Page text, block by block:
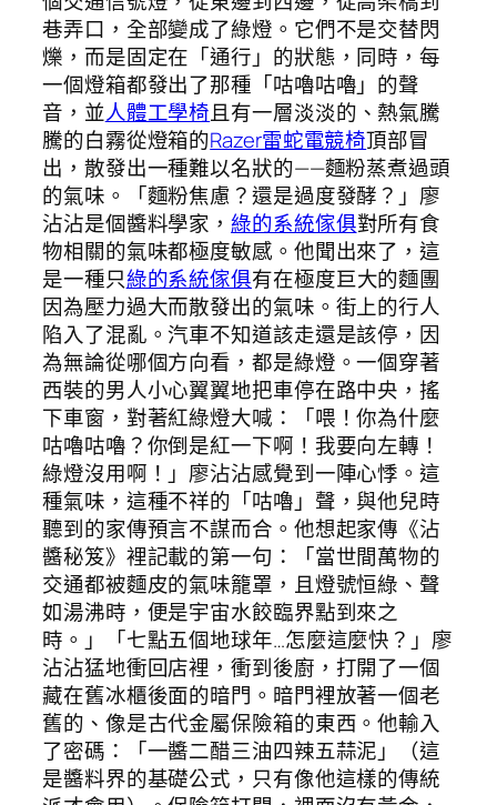
巷弄口，全部變成了綠燈。它們不是交替閃
爍，而是固定在「通行」的狀態，同時，每
一個燈箱都發出了那種「咕嚕咕嚕」的聲
音，並人體工學椅且有一層淡淡的、熱氣騰
騰的白霧從燈箱的Razer雷蛇電競椅頂部冒
出，散發出一種難以名狀的——麵粉蒸煮過頭
的氣味。「麵粉焦慮？還是過度發酵？」廖
沾沾是個醬料學家，綠的系統傢俱對所有食
物相關的氣味都極度敏感。他聞出來了，這
是一種只綠的系統傢俱有在極度巨大的麵團
因為壓力過大而散發出的氣味。街上的行人
陷入了混亂。汽車不知道該走還是該停，因
為無論從哪個方向看，都是綠燈。一個穿著
西裝的男人小心翼翼地把車停在路中央，搖
下車窗，對著紅綠燈大喊：「喂！你為什麼
咕嚕咕嚕？你倒是紅一下啊！我要向左轉！
綠燈沒用啊！」廖沾沾感覺到一陣心悸。這
種氣味，這種不祥的「咕嚕」聲，與他兒時
聽到的家傳預言不謀而合。他想起家傳《沾
醬秘笈》裡記載的第一句：「當世間萬物的
交通都被麵皮的氣味籠罩，且燈號恒綠、聲
如湯沸時，便是宇宙水餃臨界點到來之
時。」「七點五個地球年…怎麼這麼快？」廖
沾沾猛地衝回店裡，衝到後廚，打開了一個
藏在舊冰櫃後面的暗門。暗門裡放著一個老
舊的、像是古代金屬保險箱的東西。他輸入
了密碼：「一醬二醋三油四辣五蒜泥」（這
是醬料界的基礎公式，只有像他這樣的傳統